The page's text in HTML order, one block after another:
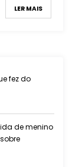
LER MAIS
fez do
de menino